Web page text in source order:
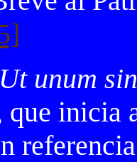
Ut unum
que inicia